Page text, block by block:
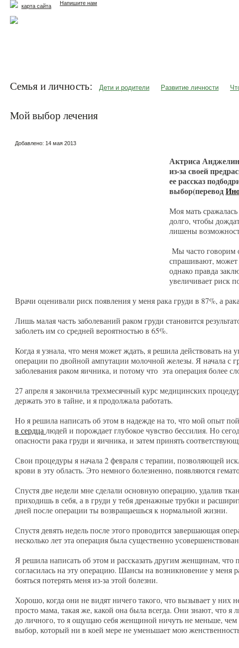
Напишите нам
карта сайта
Семья и личность: Дети и родители Развитие личности
Мой выбор лечения
Добавлено: 14 мая 2013
Актриса
из-за своей
ее рассказ
выбор(перевод
Моя мать
долго, чтобы
лишены
Мы часто говорим
спрашивают, может
однако правда
увеличивает риск
Врачи оценивали риск появления у меня рака груди в 87%, а
Лишь малая часть заболеваний раком груди становится
заболеть им со средней вероятностью в 65%.
Когда я узнала, что меня может ждать, я решила действовать
операции по двойной ампутации молочной железы. Я начала с
заболевания раком яичника, и потому что эта операция более
27 апреля я закончила трехмесячный курс медицинских
держать это в тайне, и я продолжала работать.
Но я решила написать об этом в надежде на то, что мой опыт
в сердца людей и порождает глубокое чувство бессилия. Но
опасности рака груди и яичника, и затем принять
Свои процедуры я начала 2 февраля с терапии, позволяющей
крови в эту область. Это немного болезненно, появляются
Спустя две недели мне сделали основную операцию, удалив
приходишь в себя, а в груди у тебя дренажные трубки и
дней после операции ты возвращаешься к нормальной жизни.
Спустя девять недель после этого проводится завершающая
несколько лет эта операция была существенно
Я решила написать об этом и рассказать другим женщинам,
согласилась на эту операцию. Шансы на возникновение у меня
бояться потерять меня из-за этой болезни.
Хорошо, когда они не видят ничего такого, что вызывает у них
просто мама, такая же, какой она была всегда. Они знают, что
до личного, то я ощущаю себя женщиной ничуть не меньше, чем
выбор, который ни в коей мере не уменьшает мою